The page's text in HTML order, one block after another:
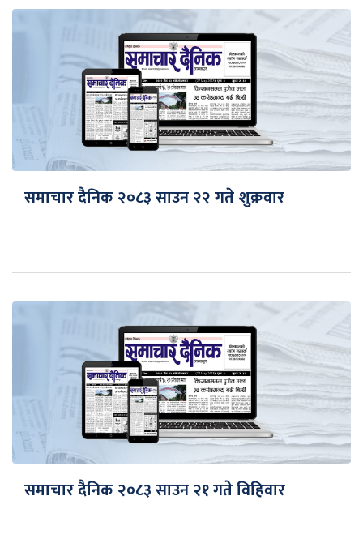
समाचार दैनिक २०८३ साउन २२ गते शुक्रवार
समाचार दैनिक २०८३ साउन २१ गते विहिवार